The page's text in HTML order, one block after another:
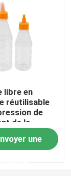
libre en
réutilisable
de
de la
BPA de sauce
une